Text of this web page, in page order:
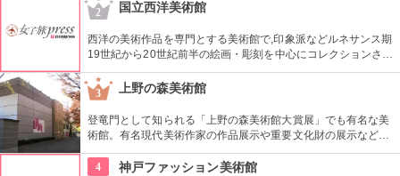
2
国立西洋美術館
西洋の美術作品を専門とする美術館で,印象派などルネサンス期
19世紀から20世紀前半の絵画・彫刻を中心にコレクションされ
ている。なかでも西洋のオールド・マスター（18世紀以前の画
家）たちの作品を見ることができる美術館としは日本有数。ロ
ダンの「考える人」はこちらで見れる。設計はル・コルビジェ
が手掛け、建築・インテリア好きにもおすすめ。
3 上野の森美術館
登竜門として知られる「上野の森美術館大賞展」でも有名な美
術館。有名現代美術作家の作品展示や重要文化財の展示など、
話題に富んだ展示が行われている。併設されたカフェで、足を
休めるのもいかが？
4 神戸ファッション美術館